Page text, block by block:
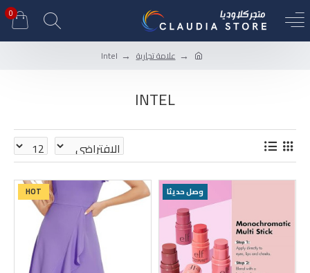
0
علامة تجارية Intel
INTEL
وصل حديثا HOT